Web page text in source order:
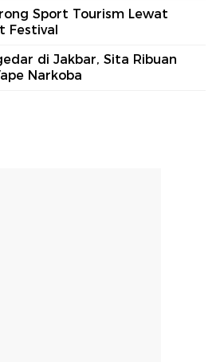
Sport Tourism Lewat
Festival
di Jakbar, Sita Ribuan
Narkoba